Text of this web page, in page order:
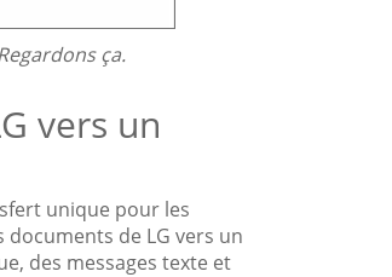
ça.
vers un
unique pour les
documents de LG vers un
des messages texte et